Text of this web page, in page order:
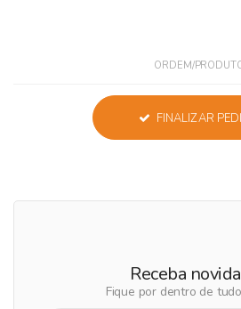
ORDEM/
FINALIZAR
Receba
Fique por dentro de